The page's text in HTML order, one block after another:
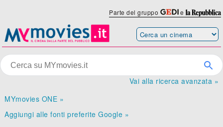
Parte del gruppo e
Vai alla ricerca avanzata »
MYmovies ONE »
Aggiungi alle fonti preferite Google »